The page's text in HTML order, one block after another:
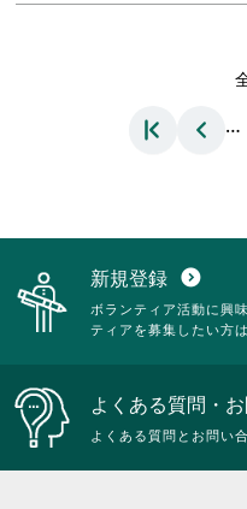
…
新規登録 expand_circle_down
ボランティア活動に興
ティアを募集したい方
よくある質問・
よくある質問とお問い